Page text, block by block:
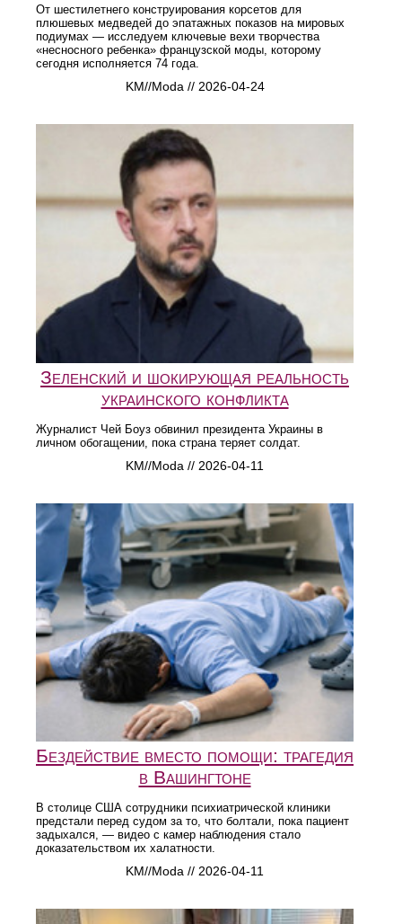
От шестилетнего конструирования корсетов для
плюшевых медведей до эпатажных показов на мировых
подиумах — исследуем ключевые вехи творчества
«несносного ребенка» французской моды, которому
сегодня исполняется 74 года.
KM//Moda // 2026-04-24
Зеленский и шокирующая реальность
украинского конфликта
Журналист Чей Боуз обвинил президента Украины в
личном обогащении, пока страна теряет солдат.
KM//Moda // 2026-04-11
Бездействие вместо помощи: трагедия
в Вашингтоне
В столице США сотрудники психиатрической клиники
предстали перед судом за то, что болтали, пока пациент
задыхался, — видео с камер наблюдения стало
доказательством их халатности.
KM//Moda // 2026-04-11